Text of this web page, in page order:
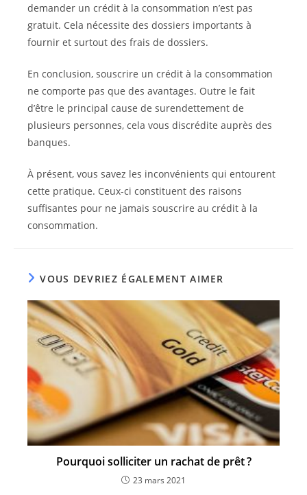
demander un crédit à la consommation n’est pas
gratuit. Cela nécessite des dossiers importants à
fournir et surtout des frais de dossiers.
En conclusion, souscrire un crédit à la consommation
ne comporte pas que des avantages. Outre le fait
d’être le principal cause de surendettement de
plusieurs personnes, cela vous discrédite auprès des
banques.
À présent, vous savez les inconvénients qui entourent
cette pratique. Ceux-ci constituent des raisons
suffisantes pour ne jamais souscrire au crédit à la
consommation.
VOUS DEVRIEZ ÉGALEMENT AIMER
Pourquoi solliciter un rachat de prêt ?
23 mars 2021